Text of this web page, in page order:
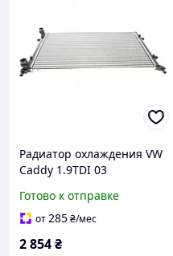
Радиатор охлаждения VW
Caddy 1.9TDI 03
Готово к отправке
от285₴/мес
2 854₴